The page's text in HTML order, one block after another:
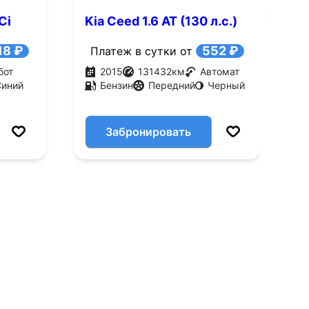
₽
Kia Ceed 1.6 AT (130 л.с.)
Платеж в сутки от 552 ₽
2015 131432км
Автомат
Бензин
Передний Черный
Забронировать